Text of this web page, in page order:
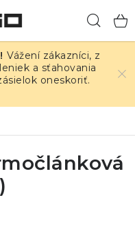
Vážení zákazníci, z
a sťahovania
oneskoriť.